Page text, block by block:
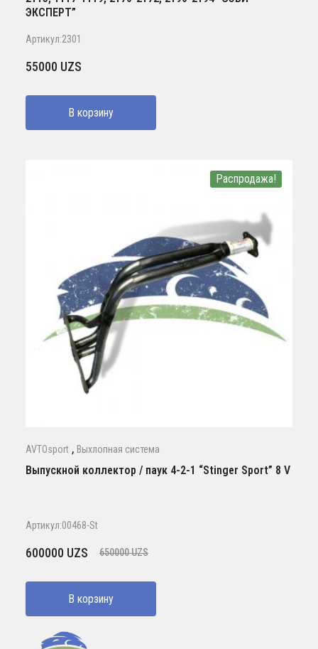
ЭКСПЕРТ”
Артикул:2301
55000 UZS
В корзину
Распродажа!
AVTOsport , Выхлопная система
Выпускной коллектор / паук 4-2-1 “Stinger Sport” 8 V
Артикул:00468-St
650000UZS
Первоначальная
составляла
650000 UZS.
600000 UZS
Текущая
600000 UZS.
В корзину